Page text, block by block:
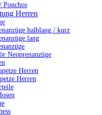
Ponchos
Herren
halblang / kurz
lang
Neoprenanzüge
Herren
Herren